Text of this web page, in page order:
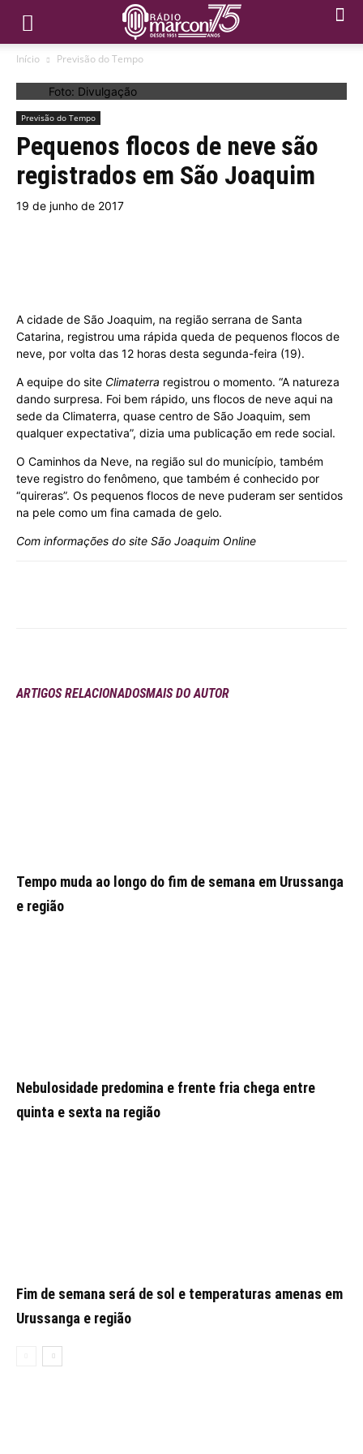
Início Previsão do Tempo
Foto: Divulgação
Previsão do Tempo
Pequenos flocos de neve são
registrados em São Joaquim
19 de junho de 2017
A cidade de São Joaquim, na região serrana de Santa
Catarina, registrou uma rápida queda de pequenos flocos de
neve, por volta das 12 horas desta segunda-feira (19).
A equipe do site Climaterra registrou o momento. “A natureza
dando surpresa. Foi bem rápido, uns flocos de neve aqui na
sede da Climaterra, quase centro de São Joaquim, sem
qualquer expectativa”, dizia uma publicação em rede social.
O Caminhos da Neve, na região sul do município, também
teve registro do fenômeno, que também é conhecido por
“quireras”. Os pequenos flocos de neve puderam ser sentidos
na pele como um fina camada de gelo.
Com informações do site São Joaquim Online
ARTIGOS RELACIONADOSMAIS DO AUTOR
Tempo muda ao longo do fim de semana em Urussanga
e região
Nebulosidade predomina e frente fria chega entre
quinta e sexta na região
Fim de semana será de sol e temperaturas amenas em
Urussanga e região